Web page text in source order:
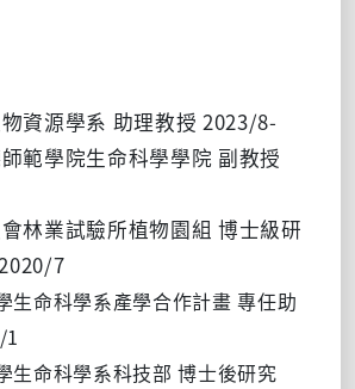
資源學系 助理教授 2023/8-
範學院生命科學學院 副教授
林業試驗所植物園組 博士級研
7
生命科學系產學合作計畫 專任助
1
生命科學系科技部 博士後研究